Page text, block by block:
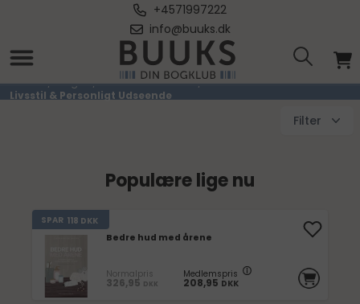
+4571997222
info@buuks.dk
Livsstil & Personligt Udseende
Forside / Bøger / Sundhed & Livsstil /
Livsstil & Personligt Udseende
Filter
Populære lige nu
SPAR 118 DKK
Bedre hud med årene
Normalpris
326,95 DKK
Medlemspris
208,95 DKK